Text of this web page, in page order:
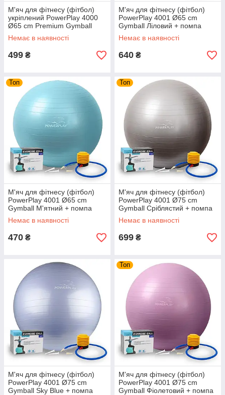
М'яч для фітнесу (фітбол)
укріплений PowerPlay 4000
Ø65 cm Premium Gymball
Anti-Burst Синій + помпа
Немає в наявності
499 ₴
М'яч для фітнесу (фітбол)
PowerPlay 4001 Ø65 cm
Gymball Ліловий + помпа
Немає в наявності
640 ₴
Топ
М'яч для фітнесу (фітбол)
PowerPlay 4001 Ø65 cm
Gymball М'ятний + помпа
Немає в наявності
470 ₴
Топ
М'яч для фітнесу (фітбол)
PowerPlay 4001 Ø75 cm
Gymball Сріблястий + помпа
Немає в наявності
699 ₴
М'яч для фітнесу (фітбол)
PowerPlay 4001 Ø75 cm
Gymball Sky Blue + помпа
Топ
М'яч для фітнесу (фітбол)
PowerPlay 4001 Ø75 cm
Gymball Фіолетовий + помпа